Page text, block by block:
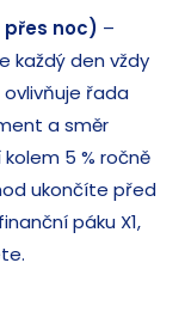
přes noc) –
každý den vždy
řada
a směr
5 % ročně
ukončíte před
páku X1,